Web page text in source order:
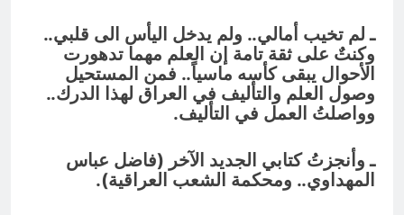
ـ لم تخيب أمالي.. ولم يدخل اليأس الى قلبي..
وكنتٌ على ثقة تامة إن العلم مهما تدهورت
الأحوال يبقى كأسه ماسياً.. فمن المستحيل
وصول العلم والتأليف في العراق لهذا الدرك..
وواصلتُ العمل في التأليف.
ـ وأنجزتُ كتابي الجديد الآخر (فاضل عباس
المهداوي.. ومحكمة الشعب العراقية).